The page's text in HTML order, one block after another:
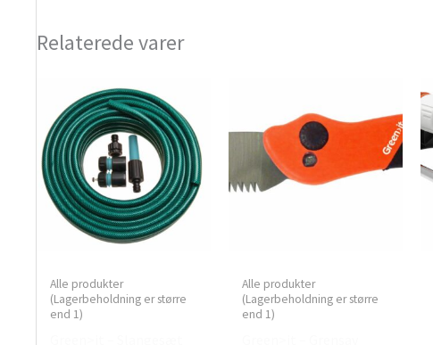
Relaterede varer
Alle produkter
(Lagerbeholdning er større
end 1)
Alle produkter
(Lagerbeholdning er større
end 1)